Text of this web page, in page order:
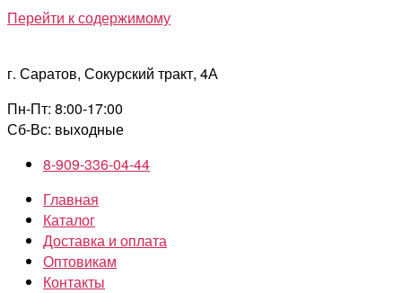
Перейти к содержимому
г. Саратов, Сокурский тракт, 4А
Пн-Пт: 8:00-17:00
Сб-Вс: выходные
8-909-336-04-44
Главная
Каталог
Доставка и оплата
Оптовикам
Контакты